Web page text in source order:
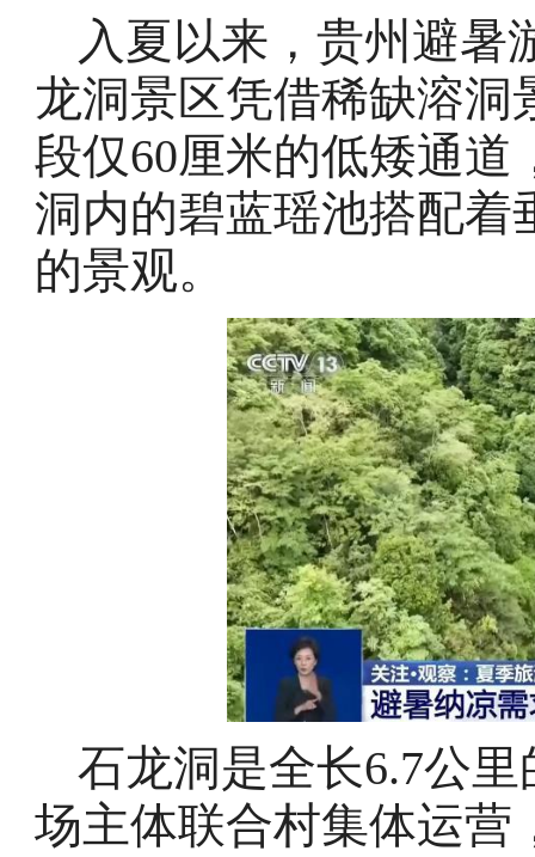
入夏以来，贵州避暑
龙洞景区凭借稀缺溶
段仅60厘米的低矮通
洞内的碧蓝瑶池搭配着
的景观。
石龙洞是全长6.7公
场主体联合村集体运营